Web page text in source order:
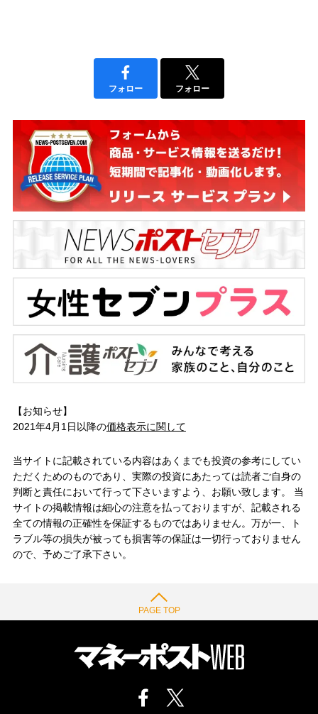
フォロー フォロー
【お知らせ】
2021年4月1日以降の価格表示に関して
当サイトに記載されている内容はあくまでも投資の参考にしてい
ただくためのものであり、実際の投資にあたっては読者ご自身の
判断と責任において行って下さいますよう、お願い致します。 当
サイトの掲載情報は細心の注意を払っておりますが、記載される
全ての情報の正確性を保証するものではありません。万が一、ト
ラブル等の損失が被っても損害等の保証は一切行っておりません
ので、予めご了承下さい。
PAGE TOP